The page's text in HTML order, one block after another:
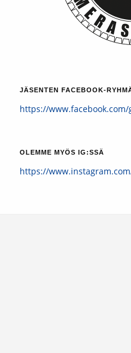
JÄSENTEN FACEBOOK-
https://
OLEMME MYÖS IG:SSÄ
https://